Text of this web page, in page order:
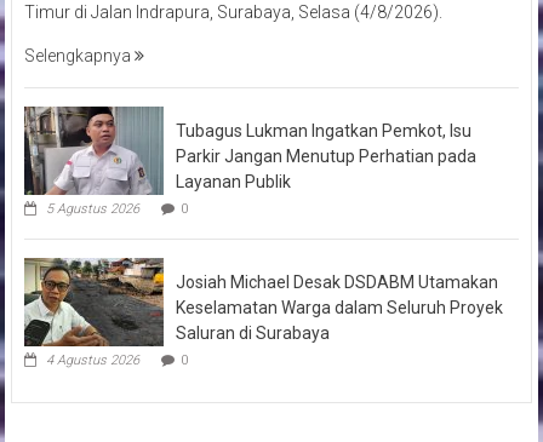
Timur di Jalan Indrapura, Surabaya, Selasa (4/8/2026).
Selengkapnya
Tubagus Lukman Ingatkan Pemkot, Isu
Parkir Jangan Menutup Perhatian pada
Layanan Publik
5 Agustus 2026 0
Josiah Michael Desak DSDABM Utamakan
Keselamatan Warga dalam Seluruh Proyek
Saluran di Surabaya
4 Agustus 2026 0